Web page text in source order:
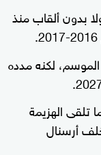
بدون ألقاب منذ
لكنه مدده
تلقى الهزيمة
بفارق 7 نقاط خلف أرسنال